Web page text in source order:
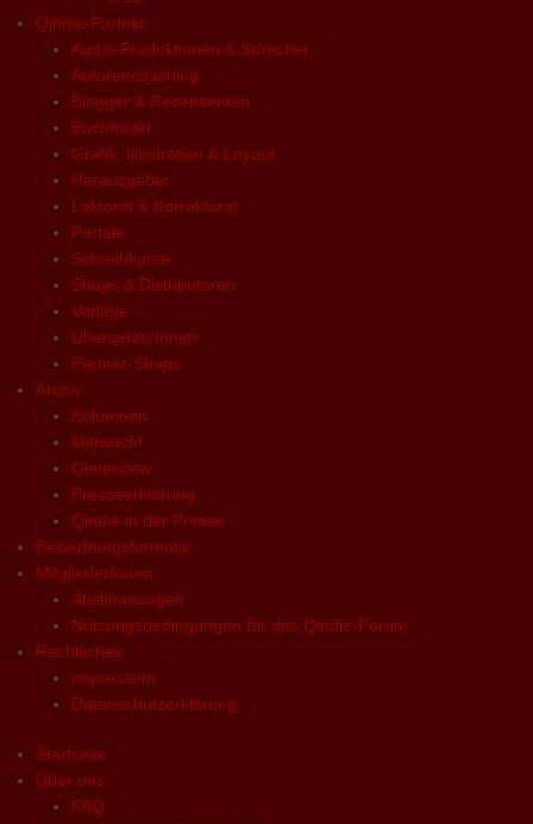
Qindie-Partner
Audio-Produktionen & Sprecher
Autorencoaching
Blogger & Rezensenten
Buchtrailer
Grafik, Illustration & Layout
Herausgeber
Lektorat & Korrektorat
Portale
Schreibkurse
Shops & Distributoren
Verlage
ÜbersetzerInnen
Partner-Shops
Archiv
Kolumnen
Mittwoch!
Qinterview
Presseerklärung
Qindie in der Presse
Bewerbungsformular
Mitgliederforum
Abstimmungen
Nutzungsbedingungen für das Qindie-Forum
Rechtliches
Impressum
Datenschutzerklärung
Startseite
Über uns
FAQ